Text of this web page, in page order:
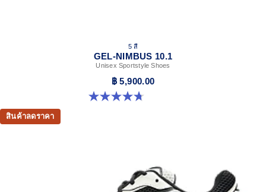
5 สี
GEL-NIMBUS 10.1
Unisex Sportstyle Shoes
฿ 5,900.00
4.7 จาก 5 ดาว 306 รีวิว
สินค้าลดราคา